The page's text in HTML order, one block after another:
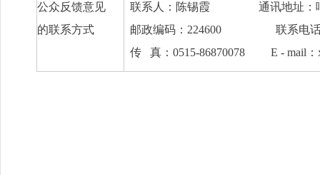
公众反馈意见
的联系方式
联系人：陈锡霞
通讯地址：
邮政编码： 224600 联系电
传
真： 0515-86870078 E - mail ：